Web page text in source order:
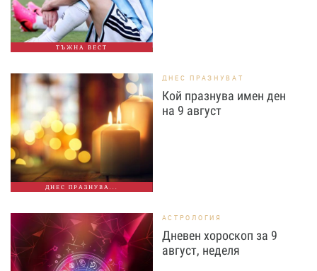
ТЪЖНА ВЕСТ
ДНЕС ПРАЗНУВА...
ДНЕС ПРАЗНУВАТ
Кой празнува имен ден
на 9 август
АСТРОЛОГИЯ
Дневен хороскоп за 9
август, неделя